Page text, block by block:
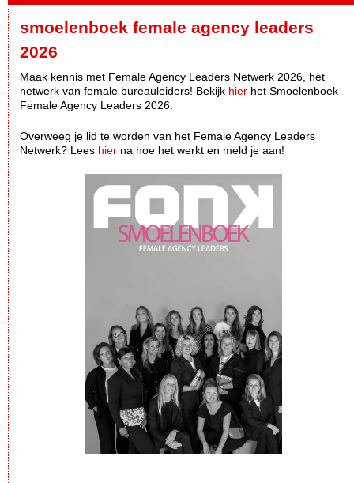
smoelenboek female agency leaders
2026
Maak kennis met Female Agency Leaders Netwerk 2026, hèt
netwerk van female bureauleiders! Bekijk hier het Smoelenboek
Female Agency Leaders 2026.
Overweeg je lid te worden van het Female Agency Leaders
Netwerk? Lees hier na hoe het werkt en meld je aan!